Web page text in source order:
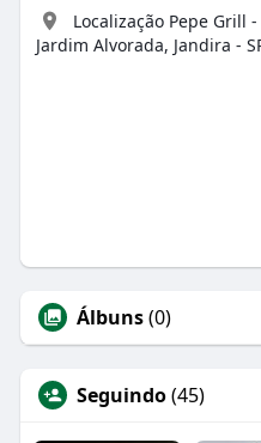
Localização Pepe Grill
Jardim Alvorada, Jandira -
Álbuns(0)
Seguindo(45)